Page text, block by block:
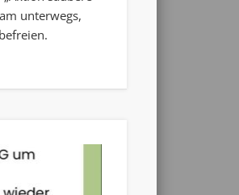
unterwegs,